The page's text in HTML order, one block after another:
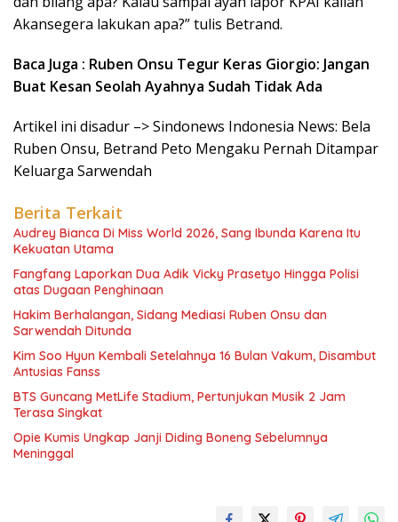
Akansegera lakukan apa?” tulis Betrand.
Baca Juga : Ruben Onsu Tegur Keras Giorgio: Jangan
Buat Kesan Seolah Ayahnya Sudah Tidak Ada
Artikel ini disadur –> Sindonews Indonesia News: Bela
Ruben Onsu, Betrand Peto Mengaku Pernah Ditampar
Keluarga Sarwendah
Berita Terkait
Audrey Bianca Di Miss World 2026, Sang Ibunda Karena Itu
Kekuatan Utama
Fangfang Laporkan Dua Adik Vicky Prasetyo Hingga Polisi
atas Dugaan Penghinaan
Hakim Berhalangan, Sidang Mediasi Ruben Onsu dan
Sarwendah Ditunda
Kim Soo Hyun Kembali Setelahnya 16 Bulan Vakum, Disambut
Antusias Fanss
BTS Guncang MetLife Stadium, Pertunjukan Musik 2 Jam
Terasa Singkat
Opie Kumis Ungkap Janji Diding Boneng Sebelumnya
Meninggal